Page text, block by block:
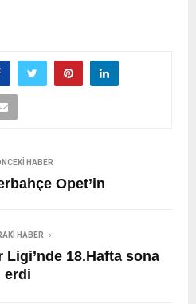
HABER
Opet’in
HABER
18.Hafta sona
erdi